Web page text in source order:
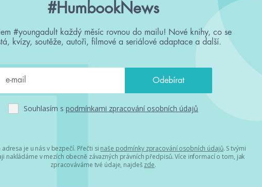
#HumbookNews
#youngadult každý měsíc rovnou do mailu! Nové knihy, co se
kvízy, soutěže, autoři, filmové a seriálové adaptace a další.
Souhlasím s podmínkami zpracování osobních údajů
je u nás v bezpečí. Přečti si naše podmínky zpracování osobních údajů. S tvými
nakládáme v mezích obecně závazných právních předpisů. Více informací o tom, jak
zpracováváme tvé údaje, najdeš zde.